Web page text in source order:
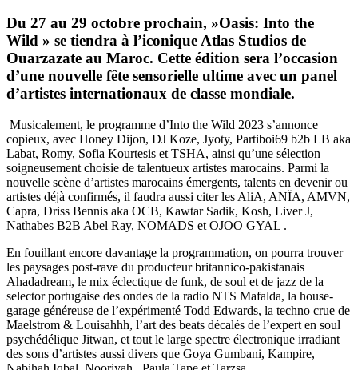
Du 27 au 29 octobre prochain, »Oasis: Into the
Wild » se tiendra à l’iconique Atlas Studios de
Ouarzazate au Maroc. Cette édition sera l’occasion
d’une nouvelle fête sensorielle ultime avec un panel
d’artistes internationaux de classe mondiale.
Musicalement, le programme d’Into the Wild 2023 s’annonce
copieux, avec Honey Dijon, DJ Koze, Jyoty, Partiboi69 b2b LB aka
Labat, Romy, Sofia Kourtesis et TSHA, ainsi qu’une sélection
soigneusement choisie de talentueux artistes marocains. Parmi la
nouvelle scène d’artistes marocains émergents, talents en devenir ou
artistes déjà confirmés, il faudra aussi citer les AliA, ANÏA, AMVN,
Capra, Driss Bennis aka OCB, Kawtar Sadik, Kosh, Liver J,
Nathabes B2B Abel Ray, NOMADS et OJOO GYAL .
En fouillant encore davantage la programmation, on pourra trouver
les paysages post-rave du producteur britannico-pakistanais
Ahadadream, le mix éclectique de funk, de soul et de jazz de la
selector portugaise des ondes de la radio NTS Mafalda, la house-
garage généreuse de l’expérimenté Todd Edwards, la techno crue de
Maelstrom & Louisahhh, l’art des beats décalés de l’expert en soul
psychédélique Jitwan, et tout le large spectre électronique irradiant
des sons d’artistes aussi divers que Goya Gumbani, Kampire,